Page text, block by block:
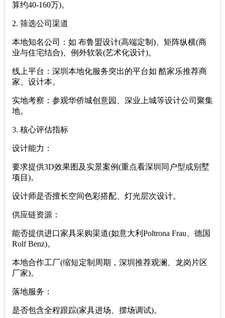
算约40-160万)。
‌2. 筛选公司渠道‌
‌本地知名公司‌：如 ‌布鲁盟设计‌(高端定制)、‌矩阵纵横‌(商
业与住宅结合)、‌例外软装‌(艺术化设计)。
‌线上平台‌：深圳本地化服务突出的平台如 ‌酷家乐推荐商
家‌、‌设计本‌。
‌实地考察‌：参观华侨城创意园、深业上城等设计公司聚集
地。
‌3. 核心评估指标‌
‌设计能力‌：
要求提供3D效果图及实景案例(重点看深圳同户型或别墅
项目)。
设计师是否擅长空间色彩搭配、灯光层次设计。
‌供应链资源‌：
能否提供进口家具采购渠道(如意大利Poltrona Frau、德国
Rolf Benz)。
本地合作工厂(缩短定制周期，深圳推荐观澜、龙岗片区
厂家)。
‌落地服务‌：
是否包含全程跟踪(家具进场、摆场调试)。